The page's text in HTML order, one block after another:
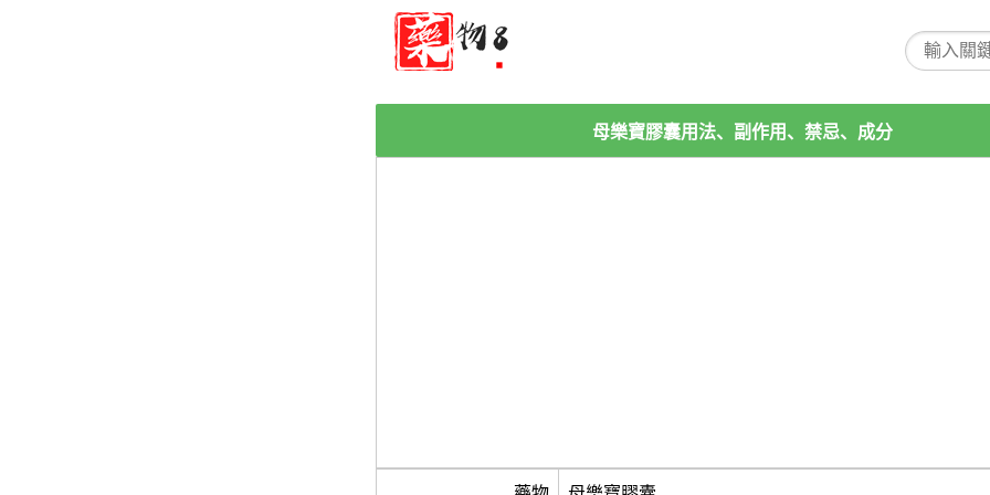
母樂寶膠囊用法、副作用、禁忌、成分